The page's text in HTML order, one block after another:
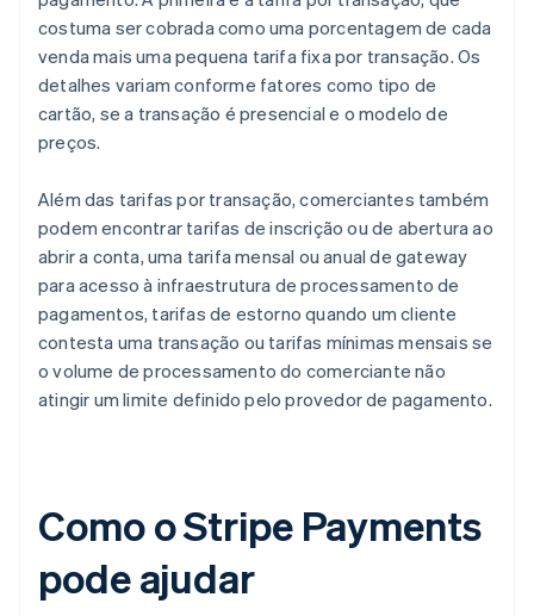
costuma ser cobrada como uma porcentagem de cada
venda mais uma pequena tarifa fixa por transação. Os
detalhes variam conforme fatores como tipo de
cartão, se a transação é presencial e o modelo de
preços.
Além das tarifas por transação, comerciantes também
podem encontrar tarifas de inscrição ou de abertura ao
abrir a conta, uma tarifa mensal ou anual de gateway
para acesso à infraestrutura de processamento de
pagamentos, tarifas de estorno quando um cliente
contesta uma transação ou tarifas mínimas mensais se
o volume de processamento do comerciante não
atingir um limite definido pelo provedor de pagamento.
Como o Stripe Payments
pode ajudar